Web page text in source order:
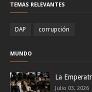
TEMAS RELEVANTES
DAP corrupción
MUNDO
La
Julio 03, 2026